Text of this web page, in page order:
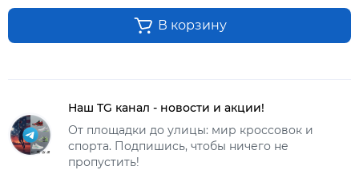
В корзину
Наш TG канал - новости и акции!
От площадки до улицы: мир кроссовок и
спорта. Подпишись, чтобы ничего не
пропустить!